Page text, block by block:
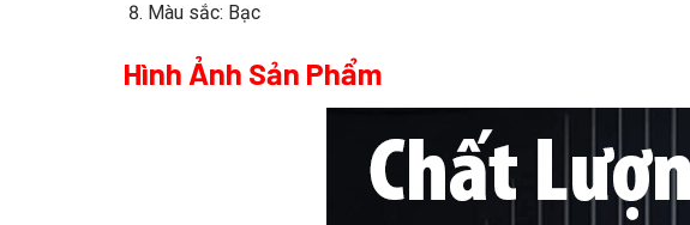
Màu sắc: Bạc
Hình Ảnh Sản Phẩm